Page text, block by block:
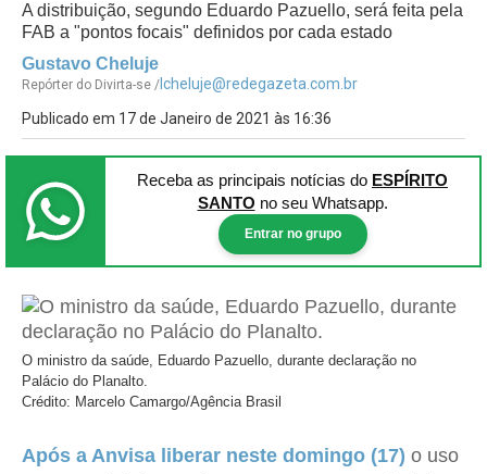
A distribuição, segundo Eduardo Pazuello, será feita pela
FAB a "pontos focais" definidos por cada estado
Gustavo Cheluje
Repórter do Divirta-se / lcheluje@redegazeta.com.br
Publicado em 17 de Janeiro de 2021 às 16:36
Receba as principais notícias do ESPÍRITO
SANTO no seu Whatsapp.
Entrar no grupo
O ministro da saúde, Eduardo Pazuello, durante declaração no
Palácio do Planalto.
Crédito: Marcelo Camargo/Agência Brasil
Após a Anvisa liberar neste domingo (17) o uso